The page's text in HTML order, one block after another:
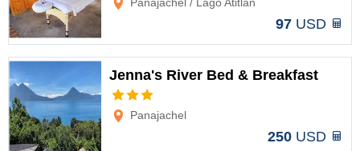
97 USD
Jenna's River Bed & Breakfast
Panajachel
250 USD